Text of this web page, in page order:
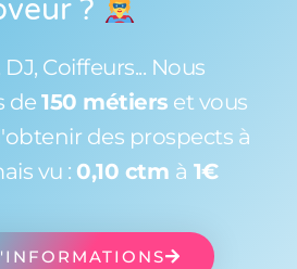
?
Coiffeurs... Nous
de 150 métiers et vous
des prospects à
vu : 0,10 ctm à 1€